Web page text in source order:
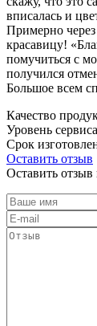
вписалась и
Примерно
красавицу!
помучиться с
получился
Большое всем
Качество
Уровень сервиса
Срок
Оставить отзыв
Оставить